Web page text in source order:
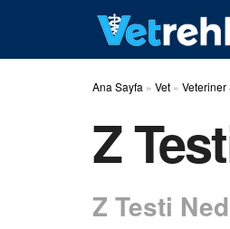
Ana Sayfa » Vet » Veteriner
Z
Z Testi